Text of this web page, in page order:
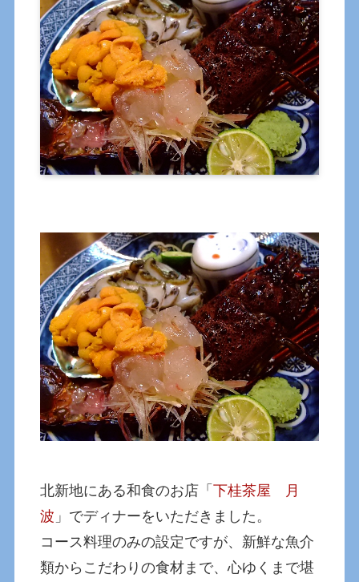
北新地にある和食のお店「下桂茶屋 月
波 」でディナーをいただきました。
コース料理のみの設定ですが、新鮮な魚介
類からこだわりの食材まで、心ゆくまで堪